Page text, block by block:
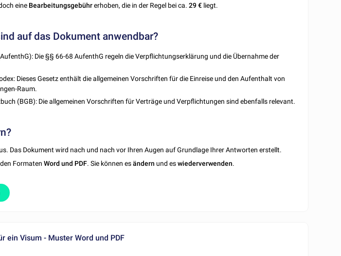
eine Bearbeitungsgebührerhoben, die in der Regel bei ca. 29 € liegt.
auf das Dokument anwendbar?
Die §§ 66-68 AufenthG regeln die Verpflichtungserklärung und die Übernahme der
Dieses Gesetz enthält die allgemeinen Vorschriften für die Einreise und den Aufenthalt von
Raum.
(BGB): Die allgemeinen Vorschriften für Verträge und Verpflichtungen sind ebenfalls relevant.
Das Dokument wird nach und nach vor Ihren Augen auf Grundlage Ihrer Antworten erstellt.
den FormatenWord und PDF. Sie können esändern und eswiederverwenden.
ein Visum - Muster Word und PDF